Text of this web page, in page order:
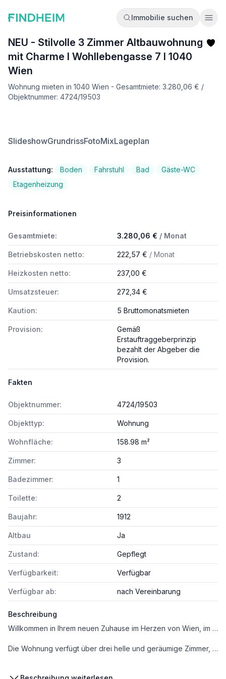
Immobilie suchen
NEU - Stilvolle 3 Zimmer Altbauwohnung
mit Charme I Wohllebengasse 7 I 1040
Wien
Wohnung mieten in 1040 Wien - Gesamtmiete: 3.280,06 € /
Objektnummer: 4724/19503
SlideshowGrundrissFotoMixLageplan
Ausstattung: Boden Fahrstuhl Bad
Gäste-WC
Etagenheizung
Preisinformationen
Gesamtmiete: 3.280,06 € / Monat
Betriebskosten netto: 222,57 € / Monat
Heizkosten netto: 237,00 €
Umsatzsteuer: 272,34 €
Kaution: 5 Bruttomonatsmieten
Provision:
Gemäß
Erstauftraggeberprinzip
bezahlt der Abgeber die
Provision.
Fakten
Objektnummer: 4724/19503
Objekttyp: Wohnung
Wohnfläche: 158.98 m²
Zimmer: 3
Badezimmer: 1
Toilette: 2
Baujahr: 1912
Altbau Ja
Zustand: Gepflegt
Verfügbarkeit: Verfügbar
Verfügbar ab: nach Vereinbarung
Beschreibung
Willkommen in Ihrem neuen Zuhause im Herzen von Wien, im begehrten 4. Bezirk! Diese großzügige Etagenwohnung mit einer Wohnfläche von beeindruckenden 158,98 m² bietet Ihnen ein einzigartiges Wohngefühl kombiniert mit höchstem Komfort.
Die Wohnung verfügt über drei helle und geräumige Zimmer, die Ihnen vielfältige Gestaltungsmöglichkeiten bieten – ob als Wohn-, Schlaf- oder Arbeitszimmer. Zwei moderne WCs sorgen für zusätzlichen Komfort und Flexibilität im Alltag. Der gepflegte Zustand der Wohnung unterstreicht die hochwertige Ausstattung und den liebevollen Umgang mit der Immobilie.